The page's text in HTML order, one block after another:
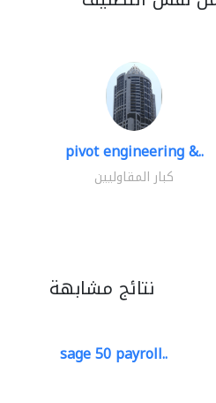
pivot engineering &..
كبار المقاوليين
نتائج مشابهة
sage 50 payroll..